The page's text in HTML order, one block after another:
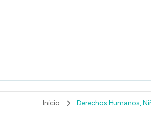
Inicio Derechos Humanos,